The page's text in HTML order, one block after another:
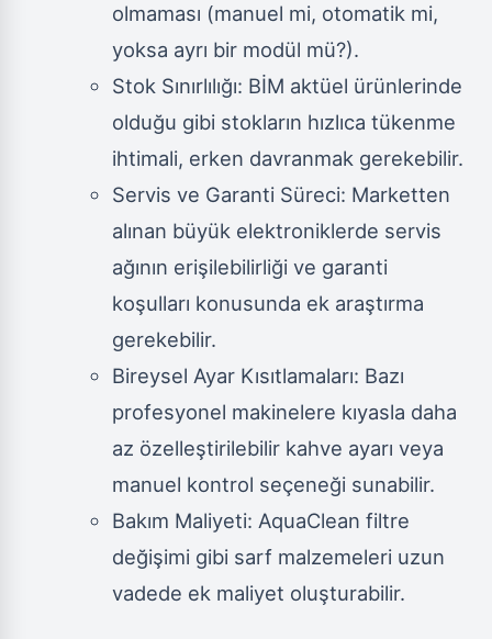
olmaması (manuel mi, otomatik mi,
yoksa ayrı bir modül mü?).
Stok Sınırlılığı: BİM aktüel ürünlerinde
olduğu gibi stokların hızlıca tükenme
ihtimali, erken davranmak gerekebilir.
Servis ve Garanti Süreci: Marketten
alınan büyük elektroniklerde servis
ağının erişilebilirliği ve garanti
koşulları konusunda ek araştırma
gerekebilir.
Bireysel Ayar Kısıtlamaları: Bazı
profesyonel makinelere kıyasla daha
az özelleştirilebilir kahve ayarı veya
manuel kontrol seçeneği sunabilir.
Bakım Maliyeti: AquaClean filtre
değişimi gibi sarf malzemeleri uzun
vadede ek maliyet oluşturabilir.